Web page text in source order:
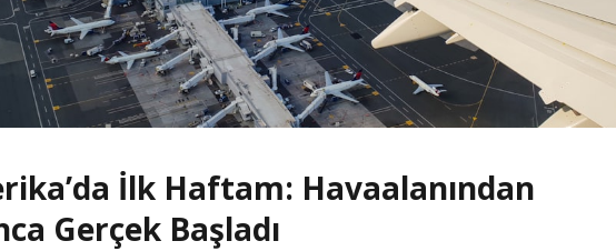
İlk Haftam: Havaalanından
Gerçek Başladı